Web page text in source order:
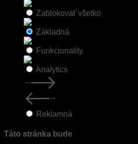
Zablokovať všetko
Základná
Funkcionality
Analytics
Reklamná
Táto stránka bude